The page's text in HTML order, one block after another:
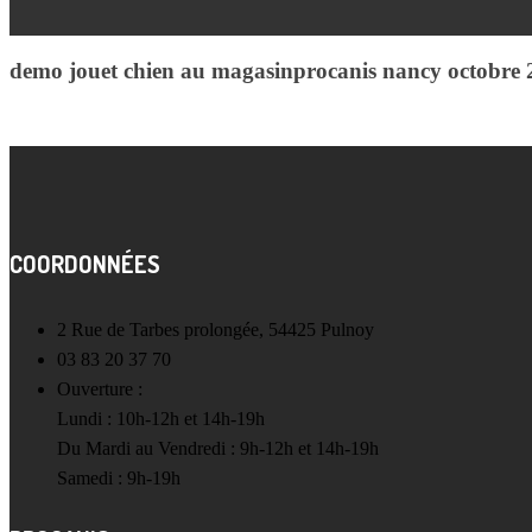
demo jouet chien au magasinprocanis nancy octobre
COORDONNÉES
2 Rue de Tarbes prolongée, 54425 Pulnoy
03 83 20 37 70
Ouverture :
Lundi : 10h-12h et 14h-19h
Du Mardi au Vendredi : 9h-12h et 14h-19h
Samedi : 9h-19h